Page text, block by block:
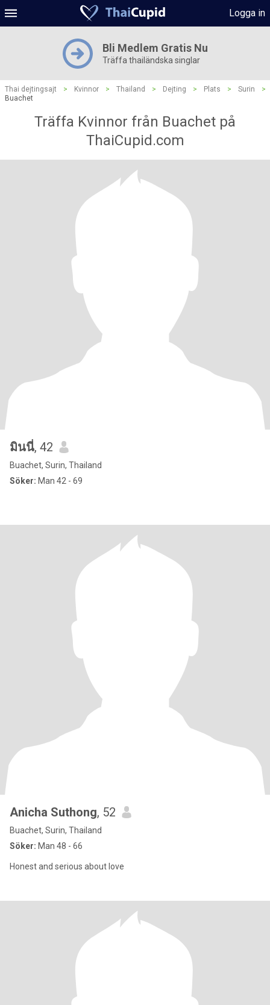
Logga in
Bli Medlem Gratis Nu
Träffa thailändska singlar
Thai dejtingsajt > Kvinnor > Thailand > Dejting > Plats > Surin
>
Buachet
Träffa Kvinnor från Buachet på
ThaiCupid.com
มินนี่, 42
Buachet, Surin, Thailand
Söker: Man 42 - 69
Anicha Suthong, 52
Buachet, Surin, Thailand
Söker: Man 48 - 66
Honest and serious about love